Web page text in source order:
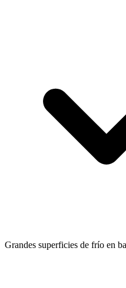
Grandes superficies de frío en